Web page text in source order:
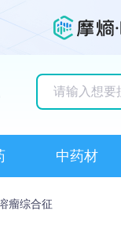
中药材
瘤综合征